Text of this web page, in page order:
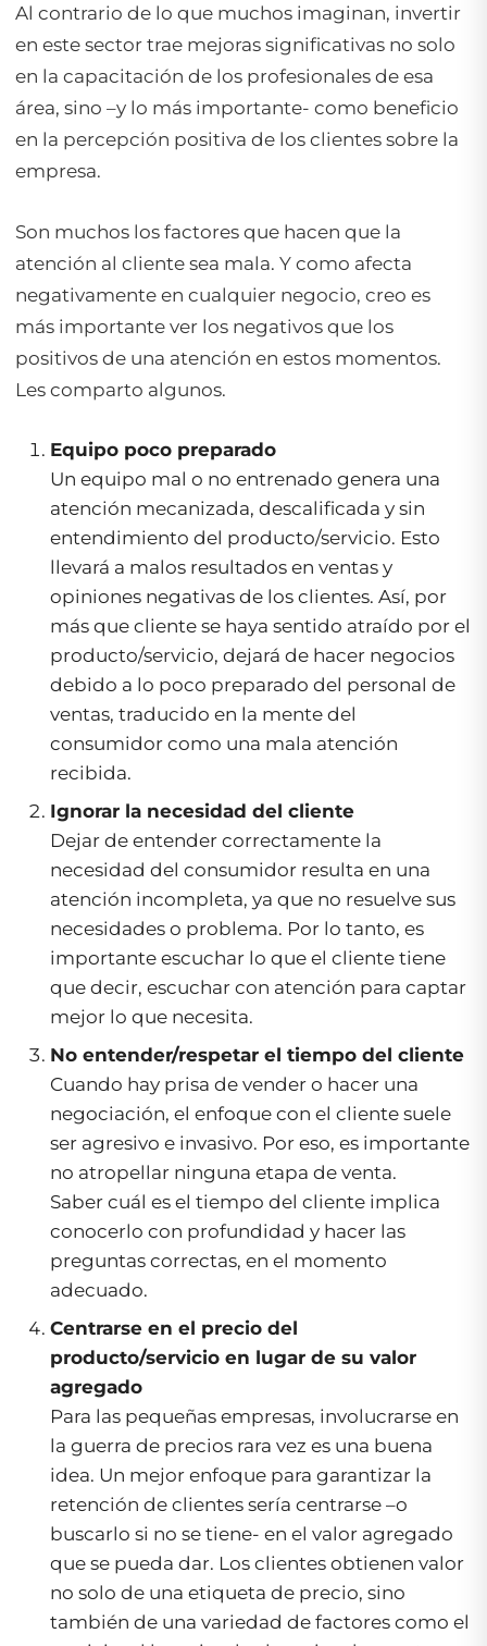
Al contrario de lo que muchos imaginan, invertir
en este sector trae mejoras significativas no solo
en la capacitación de los profesionales de esa
área, sino –y lo más importante- como beneficio
en la percepción positiva de los clientes sobre la
empresa.
Son muchos los factores que hacen que la
atención al cliente sea mala. Y como afecta
negativamente en cualquier negocio, creo es
más importante ver los negativos que los
positivos de una atención en estos momentos.
Les comparto algunos.
Equipo poco preparado
Un equipo mal o no entrenado genera una
atención mecanizada, descalificada y sin
entendimiento del producto/servicio. Esto
llevará a malos resultados en ventas y
opiniones negativas de los clientes. Así, por
más que cliente se haya sentido atraído por el
producto/servicio, dejará de hacer negocios
debido a lo poco preparado del personal de
ventas, traducido en la mente del
consumidor como una mala atención
recibida.
Ignorar la necesidad del cliente
Dejar de entender correctamente la
necesidad del consumidor resulta en una
atención incompleta, ya que no resuelve sus
necesidades o problema. Por lo tanto, es
importante escuchar lo que el cliente tiene
que decir, escuchar con atención para captar
mejor lo que necesita.
No entender/respetar el tiempo del cliente
Cuando hay prisa de vender o hacer una
negociación, el enfoque con el cliente suele
ser agresivo e invasivo. Por eso, es importante
no atropellar ninguna etapa de venta.
Saber cuál es el tiempo del cliente implica
conocerlo con profundidad y hacer las
preguntas correctas, en el momento
adecuado.
Centrarse en el precio del
producto/servicio en lugar de su valor
agregado
Para las pequeñas empresas, involucrarse en
la guerra de precios rara vez es una buena
idea. Un mejor enfoque para garantizar la
retención de clientes sería centrarse –o
buscarlo si no se tiene- en el valor agregado
que se pueda dar. Los clientes obtienen valor
no solo de una etiqueta de precio, sino
también de una variedad de factores como el